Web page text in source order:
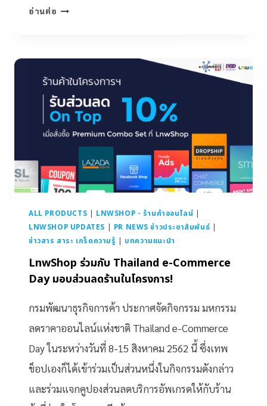
อ่านต่อ
ALL PRODUCTS | LNWSHOP - ร้านค้าออนไลน์ |
LNWSHOP UPDATES | PR NEWS ข่าวประชาสัมพันธ์ |
ข่าวสาร สาระ เกร็ดความรู้ | บทความแนะนำ
LnwShop ร่วมกับ Thailand e-Commerce
Day มอบส่วนลดร้านในโครงการ!
กรมพัฒนาธุรกิจการค้า ประกาศจัดกิจกรรม มหกรรม
ลดราคาออนไลน์แห่งชาติ Thailand e-Commerce
Day ในระหว่างวันที่ 8-15 สิงหาคม 2562 นี้ ซึ่งเทพ
ช็อปเองก็ได้เข้าร่วมเป็นส่วนหนึ่งในกิจกรรมดังกล่าว
และร่วมแจกคูปองส่วนลดบริการอัพเกรดให้กับร้าน